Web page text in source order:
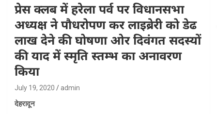
प्रेस क्लब में हरेला पर्व पर विधानसभा
अध्‍यक्ष ने पौधरोपण कर लाइब्रेरी को डेढ
लाख देने की घोषणा ओर दिवंगत सदस्‍यों
की याद में स्‍मृति स्‍तम्‍भ का अनावरण
किया
July 19, 2020 admin
देहरादून